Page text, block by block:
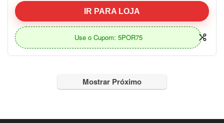
IR PARA LOJA
Use o Cupom: 5POR75
Mostrar Próximo